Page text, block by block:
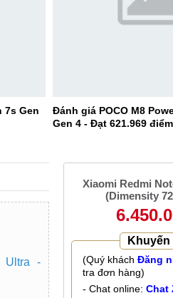
7s Gen
Đánh giá POCO M8
Gen 4 - Đạt 621.969
Ultra -
Xiaomi Redmi
(Dimensity
Khuyến
(Quý khách Đăng
tra đơn hàng)
- Chat online: Chat